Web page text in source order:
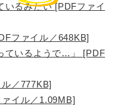
いるみたい [PDFファイ
ファイル／648KB]
ているようで…」 [PDF
／777KB]
イル／1.09MB]